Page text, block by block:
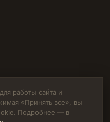
работы сайта и
«Принять все», вы
Подробнее — в